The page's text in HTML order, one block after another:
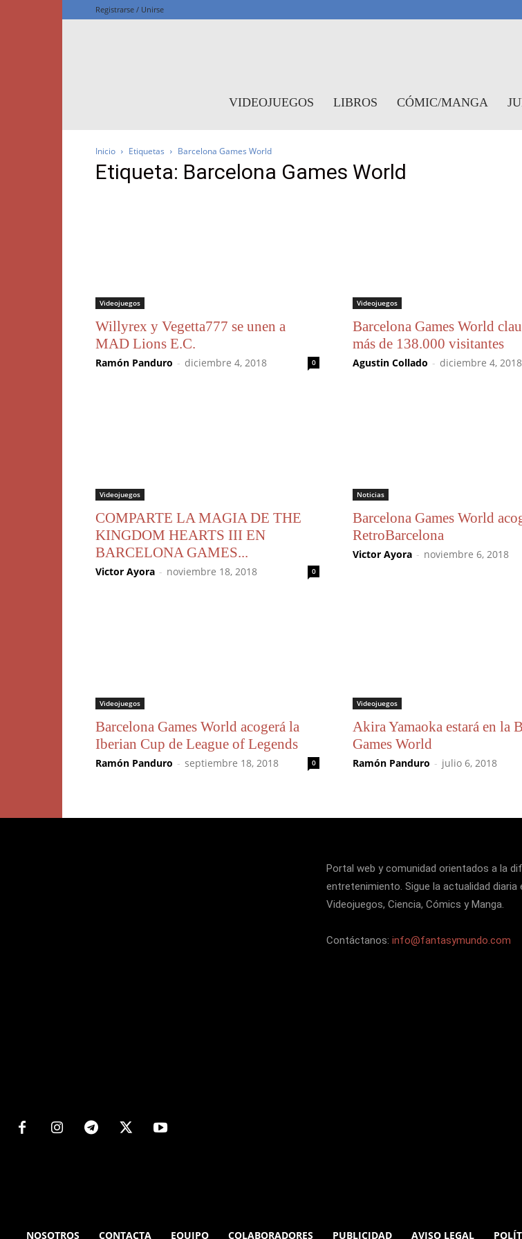
Registrarse / Unirse
VIDEOJUEGOS LIBROS CÓMIC/MANGA
Inicio Etiquetas Barcelona Games World
Etiqueta: Barcelona Games World
Videojuegos
Willyrex y Vegetta777 se unen a
MAD Lions E.C.
Ramón Panduro - diciembre 4, 2018 0
Videojuegos
Barcelona Games World
más de 138.000 visitantes
Agustin Collado - diciembre 4, 2018
Videojuegos
COMPARTE LA MAGIA DE THE
KINGDOM HEARTS III EN
BARCELONA GAMES...
Victor Ayora - noviembre 18, 2018 0
Noticias
Barcelona Games World
RetroBarcelona
Victor Ayora - noviembre 6, 2018
Videojuegos
Barcelona Games World acogerá la
Iberian Cup de League of Legends
Ramón Panduro - septiembre 18, 2018 0
Videojuegos
Akira Yamaoka estará en la
Games World
Ramón Panduro - julio 6, 2018
Portal web y comunidad orientados a la
entretenimiento. Sigue la actualidad diaria
Videojuegos, Ciencia, Cómics y Manga.
Contáctanos: info@fantasymundo.com
NOSOTROS CONTACTA EQUIPO COLABORADORES PUBLICIDAD AVISO LEGAL